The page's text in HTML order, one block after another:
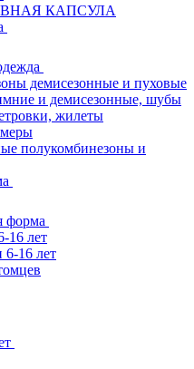
КАПСУЛА
демисезонные и пуховые
и демисезонные, шубы
жилеты
полукомбинезоны и
форма
16 лет
16 лет